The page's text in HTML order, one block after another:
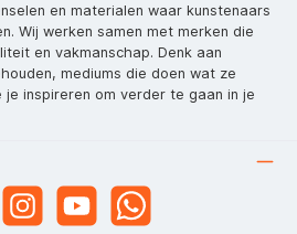
en materialen waar kunstenaars
Wij werken samen met merken die
en vakmanschap. Denk aan
mediums die doen wat ze
inspireren om verder te gaan in je